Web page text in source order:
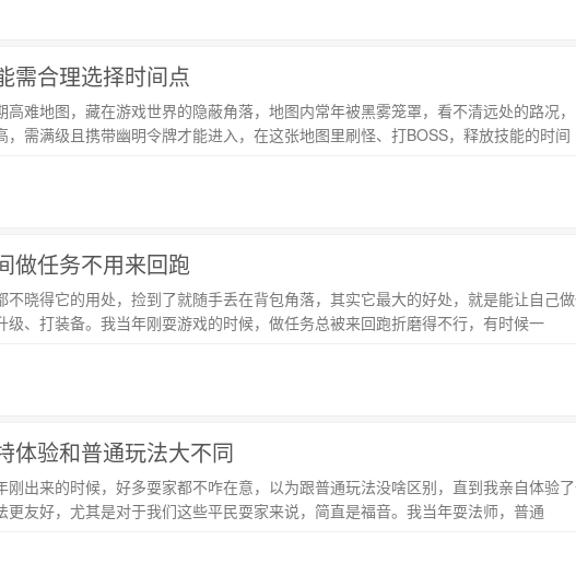
需合理选择时间点
高难地图，藏在游戏世界的隐蔽角落，地图内常年被黑雾笼罩，看不清远处的路况
，需满级且携带幽明令牌才能进入，在这张地图里刷怪、打BOSS，释放技能的时间
做任务不用来回跑
不晓得它的用处，捡到了就随手丢在背包角落，其实它最大的好处，就是能让自己
级、打装备。我当年刚耍游戏的时候，做任务总被来回跑折磨得不行，有时候一
体验和普通玩法大不同
刚出来的时候，好多耍家都不咋在意，以为跟普通玩法没啥区别，直到我亲自体验
更友好，尤其是对于我们这些平民耍家来说，简直是福音。我当年耍法师，普通